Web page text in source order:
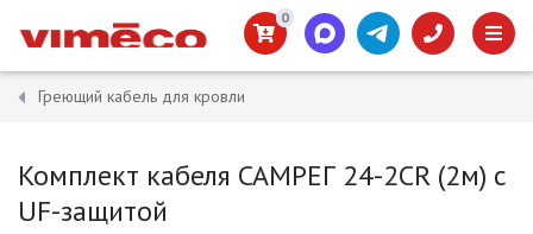
0
Греющий кабель для кровли
Комплект кабеля САМРЕГ 24-2CR (2м) с
UF-защитой